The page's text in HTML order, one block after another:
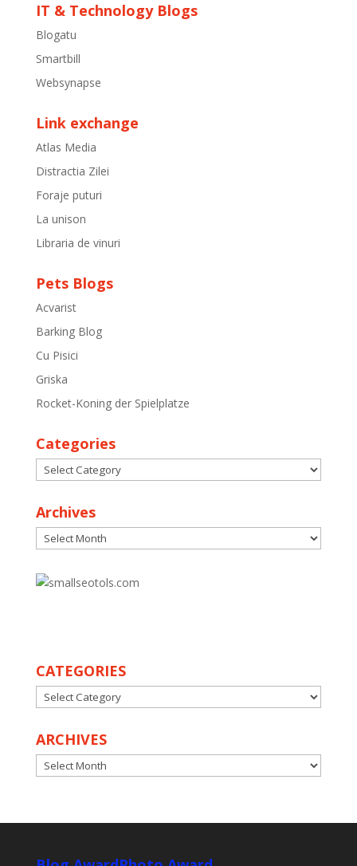
IT & Technology Blogs
Blogatu
Smartbill
Websynapse
Link exchange
Atlas Media
Distractia Zilei
Foraje puturi
La unison
Libraria de vinuri
Pets Blogs
Acvarist
Barking Blog
Cu Pisici
Griska
Rocket-Koning der Spielplatze
Categories
Categories
Archives
Archives
CATEGORIES
CATEGORIES
ARCHIVES
ARCHIVES